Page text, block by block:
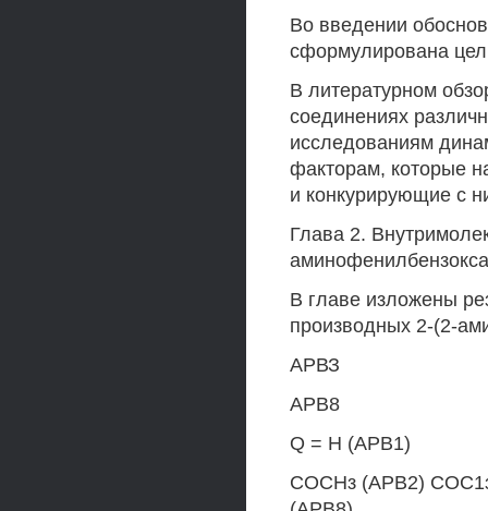
Во введении
сформулирована
В литературном
соединениях
исследованиям
факторам, которые
и конкурирующие с
Глава 2.
В главе изложены
производных 2-(2-
АРВЗ
АРВ8
Q = Н (АРВ1)
СОСНз (АРВ2)